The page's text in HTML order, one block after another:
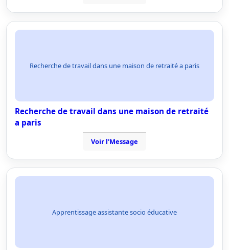
Recherche de travail dans une maison de retraité a paris
Recherche de travail dans une maison de retraité
a paris
Voir l'Message
Apprentissage assistante socio éducative